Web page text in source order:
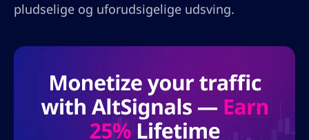
pludselige og uforudsigelige udsving.